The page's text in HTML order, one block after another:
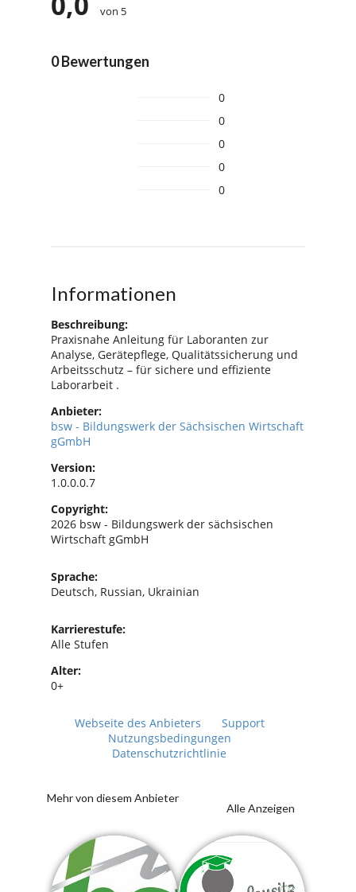
von 5
0 Bewertungen
0
0
0
0
0
Informationen
Beschreibung:
Praxisnahe Anleitung für Laboranten zur
Analyse, Gerätepflege, Qualitätssicherung und
Arbeitsschutz – für sichere und effiziente
Laborarbeit .
Anbieter:
bsw - Bildungswerk der Sächsischen Wirtschaft
gGmbH
Version:
1.0.0.0.7
Copyright:
2026 bsw - Bildungswerk der sächsischen
Wirtschaft gGmbH
Sprache:
Deutsch, Russian, Ukrainian
Karrierestufe:
Alle Stufen
Alter:
0+
Webseite des Anbieters
Support
Nutzungsbedingungen
Datenschutzrichtlinie
Mehr von diesem Anbieter
Alle Anzeigen